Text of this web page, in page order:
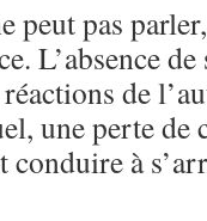
peut pas
L’absence
de
une perte de
conduire à